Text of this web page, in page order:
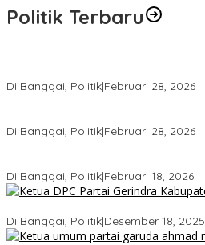
Politik Terbaru
Di Banggai, Politik|Februari 28, 2026
Di Banggai, Politik|Februari 28, 2026
Di Banggai, Politik|Februari 18, 2026
Di Banggai, Politik|Desember 18, 2025